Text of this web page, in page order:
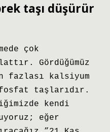
taşı düşürür
çok
Gördüğümüz
fazlası kalsiyum
taşlarıdır.
kendi
eğer